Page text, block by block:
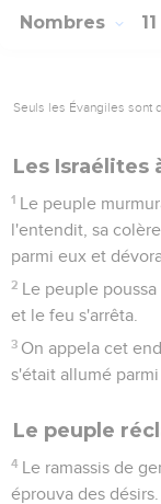
Nombres 11
Seuls les Évangiles sont
Les Israélites
1 Le peuple
l'entendit, sa
parmi eux et
2 Le peuple
et le feu s'arrêta.
3 On appela cet
s'était allumé parmi
Le peuple
4 Le ramassis de
éprouva des